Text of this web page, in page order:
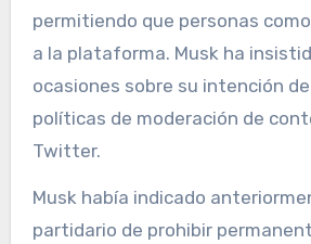
permitiendo que personas
a la plataforma. Musk ha
ocasiones sobre su intención
políticas de moderación de
Twitter.
Musk había indicado
partidario de prohibir